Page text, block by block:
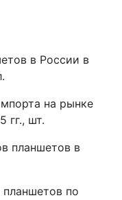
в России в
на рынке
гг., шт.
планшетов в
по